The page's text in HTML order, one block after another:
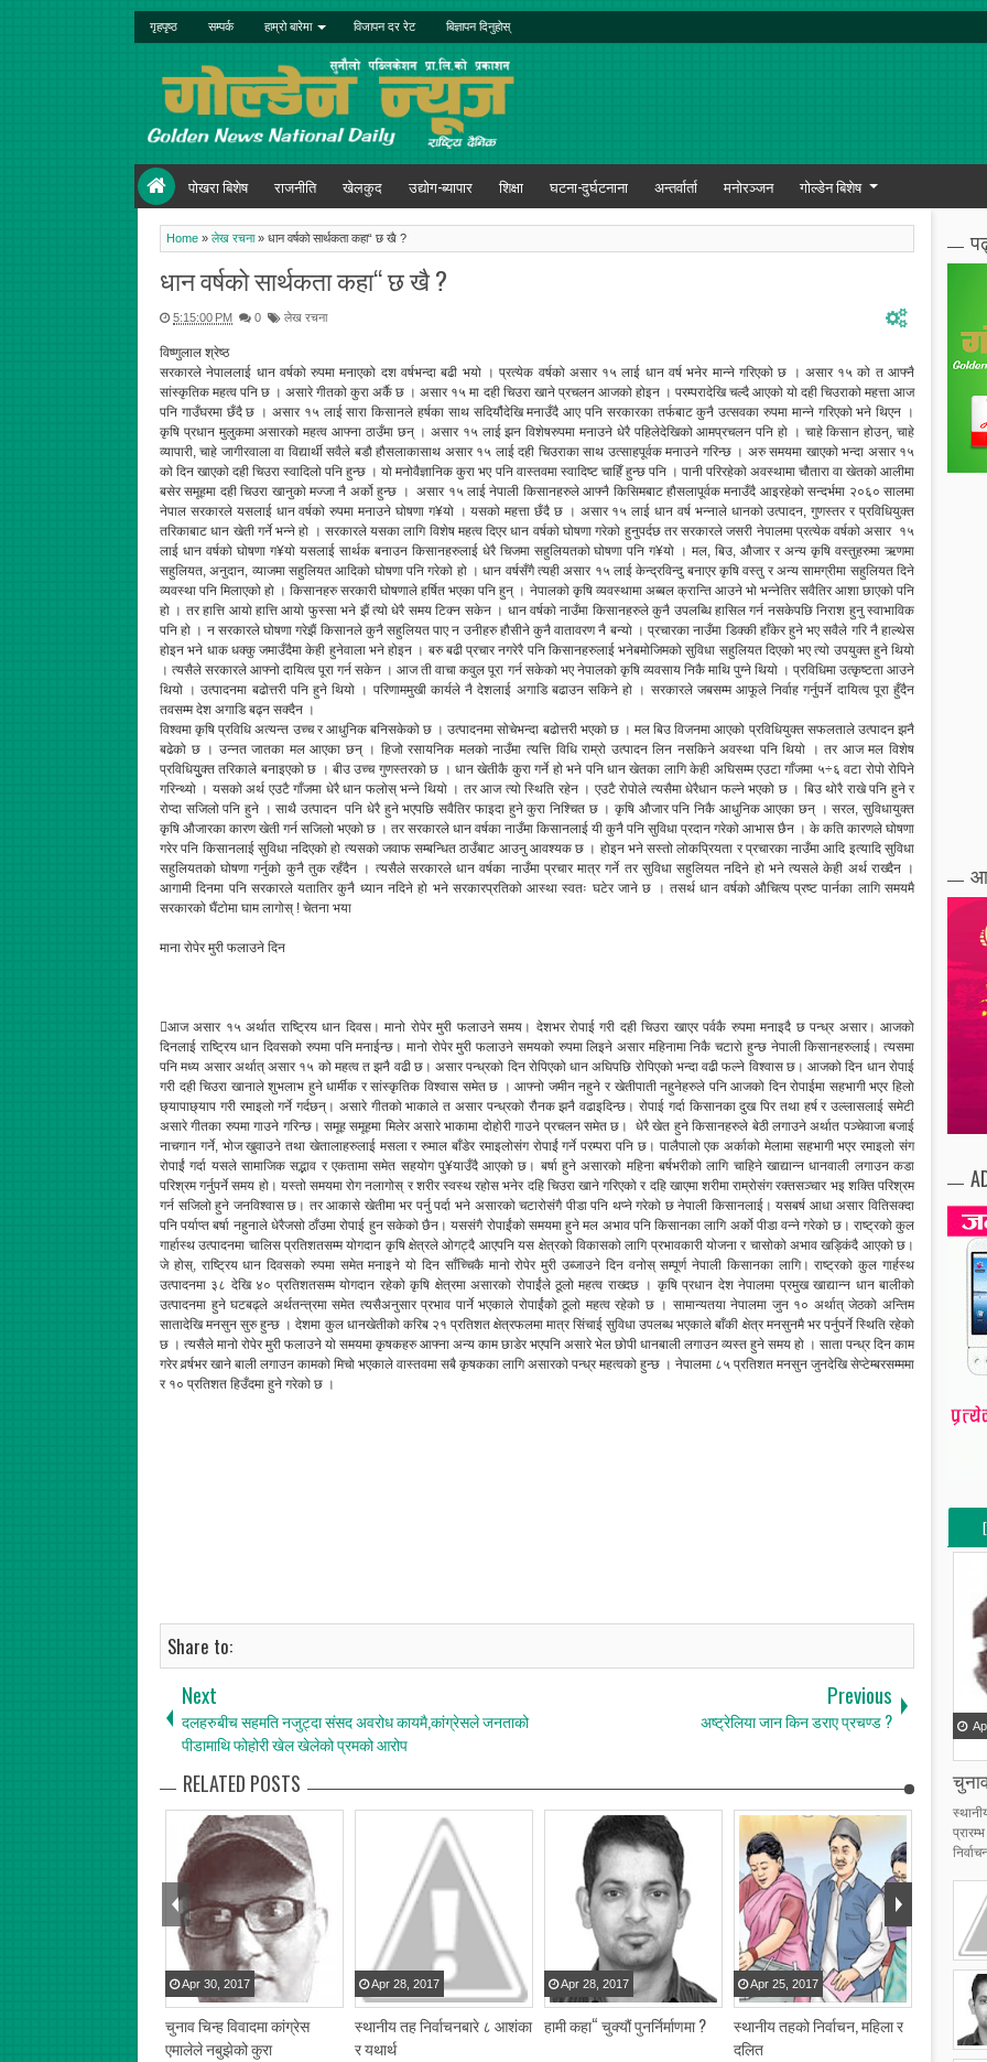
गृहपृष्ठ सम्पर्क हाम्रो बारेमा विजापन दर रेट बिज्ञापन दिनुहोस्
पोखरा बिशेष राजनीति खेलकुद उद्योग-ब्यापार शिक्षा घटना-दुर्घटनाना अन्तर्वार्ता मनोरञ्जन गोल्डेन बिशेष
Home » लेख रचना » धान वर्षको सार्थकता कहा“ छ खै ?
धान वर्षको सार्थकता कहा“ छ खै ?
5:15:00 PM 0 लेख रचना
विष्णुलाल श्रेष्ठ
सरकारले नेपाललाई धान वर्षको रुपमा मनाएको दश वर्षभन्दा बढी भयो । प्रत्येक वर्षको असार १५ लाई धान वर्ष भनेर मान्ने गरिएको छ । असार १५ को त आफ्नै
सांस्कृतिक महत्व पनि छ । असारे गीतको कुरा अर्कै छ । असार १५ मा दही चिउरा खाने प्रचलन आजको होइन । परम्परादेखि चल्दै आएको यो दही चिउराको महत्ता आज
पनि गाउँघरमा छँदै छ । असार १५ लाई सारा किसानले हर्षका साथ सदियौंदेखि मनाउँदै आए पनि सरकारका तर्फबाट कुनै उत्सवका रुपमा मान्ने गरिएको भने थिएन ।
कृषि प्रधान मुलुकमा असारको महत्व आफ्ना ठाउँमा छन् । असार १५ लाई झन विशेषरुपमा मनाउने धेरै पहिलेदेखिको आमप्रचलन पनि हो । चाहे किसान होउन्, चाहे
व्यापारी, चाहे जागीरवाला वा विद्यार्थी सवैले बडौ हौसलाकासाथ असार १५ लाई दही चिउराका साथ उत्साहपूर्वक मनाउने गरिन्छ । अरु समयमा खाएको भन्दा असार १५
को दिन खाएको दही चिउरा स्वादिलो पनि हुन्छ । यो मनोवैज्ञानिक कुरा भए पनि वास्तवमा स्वादिष्ट चाहिँ हुन्छ पनि । पानी परिरहेको अवस्थामा चौतारा वा खेतको आलीमा
बसेर समूहमा दही चिउरा खानुको मज्जा नै अर्को हुन्छ । असार १५ लाई नेपाली किसानहरुले आफ्नै किसिमबाट हौसलापूर्वक मनाउँदै आइरहेको सन्दर्भमा २०६० सालमा
नेपाल सरकारले यसलाई धान वर्षको रुपमा मनाउने घोषणा ग¥यो । यसको महत्ता छँदै छ । असार १५ लाई धान वर्ष भन्नाले धानको उत्पादन, गुणस्तर र प्रविधियुक्त
तरिकाबाट धान खेती गर्ने भन्ने हो । सरकारले यसका लागि विशेष महत्व दिएर धान वर्षको घोषणा गरेको हुनुपर्दछ तर सरकारले जसरी नेपालमा प्रत्येक वर्षको असार १५
लाई धान वर्षको घोषणा ग¥यो यसलाई सार्थक बनाउन किसानहरुलाई धेरै चिजमा सहुलियतको घोषणा पनि ग¥यो । मल, बिउ, औजार र अन्य कृषि वस्तुहरुमा ऋणमा
सहुलियत, अनुदान, व्याजमा सहुलियत आदिको घोषणा पनि गरेको हो । धान वर्षसँगै त्यही असार १५ लाई केन्द्रविन्दु बनाएर कृषि वस्तु र अन्य सामग्रीमा सहुलियत दिने
व्यवस्था पनि मिलाएको हो । किसानहरु सरकारी घोषणाले हर्षित भएका पनि हुन् । नेपालको कृषि व्यवस्थामा अब्बल क्रान्ति आउने भो भन्नेतिर सवैतिर आशा छाएको पनि
हो । तर हात्ति आयो हात्ति आयो फुस्सा भने झैं त्यो धेरै समय टिक्न सकेन । धान वर्षको नाउँमा किसानहरुले कुनै उपलब्धि हासिल गर्न नसकेपछि निराश हुनु स्वाभाविक
पनि हो । न सरकारले घोषणा गरेझैं किसानले कुनै सहुलियत पाए न उनीहरु हौसीने कुनै वातावरण नै बन्यो । प्रचारका नाउँमा डिक्की हाँकेर हुने भए सवैले गरि नै हाल्थेस
होइन भने धाक धक्कु जमाउँदैमा केही हुनेवाला भने होइन । बरु बढी प्रचार नगरेरै पनि किसानहरुलाई भनेबमोजिमको सुविधा सहुलियत दिएको भए त्यो उपयुक्त हुने थियो
। त्यसैले सरकारले आफ्नो दायित्व पूरा गर्न सकेन । आज ती वाचा कवुल पूरा गर्न सकेको भए नेपालको कृषि व्यवसाय निकै माथि पुग्ने थियो । प्रविधिमा उत्कृष्टता आउने
थियो । उत्पादनमा बढोत्तरी पनि हुने थियो । परिणाममुखी कार्यले नै देशलाई अगाडि बढाउन सकिने हो । सरकारले जबसम्म आफूले निर्वाह गर्नुपर्ने दायित्व पूरा हुँदैन
तवसम्म देश अगाडि बढ्न सक्दैन ।
विश्वमा कृषि प्रविधि अत्यन्त उच्च र आधुनिक बनिसकेको छ । उत्पादनमा सोचेभन्दा बढोत्तरी भएको छ । मल बिउ विजनमा आएको प्रविधियुक्त सफलताले उत्पादन झनै
बढेको छ । उन्नत जातका मल आएका छन् । हिजो रसायनिक मलको नाउँमा त्यत्ति विधि राम्रो उत्पादन लिन नसकिने अवस्था पनि थियो । तर आज मल विशेष
प्रविधियुुक्त तरिकाले बनाइएको छ । बीउ उच्च गुणस्तरको छ । धान खेतीकै कुरा गर्ने हो भने पनि धान खेतका लागि केही अघिसम्म एउटा गाँजमा ५÷६ वटा रोपो रोपिने
गरिन्थ्यो । यसको अर्थ एउटै गाँजमा धेरै धान फलोस् भन्ने थियो । तर आज त्यो स्थिति रहेन । एउटै रोपोले त्यसैमा धेरैधान फल्ने भएको छ । बिउ थोरै राखे पनि हुने र
रोप्दा सजिलो पनि हुने । साथै उत्पादन पनि धेरै हुने भएपछि सवैतिर फाइदा हुने कुरा निश्चित छ । कृषि औजार पनि निकै आधुनिक आएका छन् । सरल, सुविधायुक्त
कृषि औजारका कारण खेती गर्न सजिलो भएको छ । तर सरकारले धान वर्षका नाउँमा किसानलाई यी कुनै पनि सुविधा प्रदान गरेको आभास छैन । के कति कारणले घोषणा
गरेर पनि किसानलाई सुविधा नदिएको हो त्यसको जवाफ सम्बन्धित ठाउँबाट आउनु आवश्यक छ । होइन भने सस्तो लोकप्रियता र प्रचारका नाउँमा आदि इत्यादि सुविधा
सहुलियतको घोषणा गर्नुको कुनै तुक रहँदैन । त्यसैले सरकारले धान वर्षका नाउँमा प्रचार मात्र गर्ने तर सुविधा सहुलियत नदिने हो भने त्यसले केही अर्थ राख्दैन ।
आगामी दिनमा पनि सरकारले यतातिर कुनै ध्यान नदिने हो भने सरकारप्रतिको आस्था स्वतः घटेर जाने छ । तसर्थ धान वर्षको औचित्य प्रष्ट पार्नका लागि समयमै
सरकारको घैंटोमा घाम लागोस् ! चेतना भया
माना रोपेर मुरी फलाउने दिन
आज असार १५ अर्थात राष्ट्रिय धान दिवस। मानो रोपेर मुरी फलाउने समय। देशभर रोपाई गरी दही चिउरा खाएर पर्वकै रुपमा मनाइदै छ पन्ध्र असार। आजको
दिनलाई राष्ट्रिय धान दिवसको रुपमा पनि मनाईन्छ। मानो रोपेर मुरी फलाउने समयको रुपमा लिइने असार महिनामा निकै चटारो हुन्छ नेपाली किसानहरुलाई। त्यसमा
पनि मध्य असार अर्थात् असार १५ को महत्व त झनै वढी छ। असार पन्ध्रको दिन रोपिएको धान अघिपछि रोपिएको भन्दा वढी फल्ने विश्वास छ। आजको दिन धान रोपाई
गरी दही चिउरा खानाले शुभलाभ हुने धार्मीक र सांस्कृतिक विश्वास समेत छ । आफ्नो जमीन नहुने र खेतीपाती नहुनेहरुले पनि आजको दिन रोपाईमा सहभागी भएर हिलो
छ्यापाछ्याप गरी रमाइलो गर्ने गर्दछन्। असारे गीतको भाकाले त असार पन्ध्रको रौनक झनै वढाइदिन्छ। रोपाई गर्दा किसानका दुख पिर तथा हर्ष र उल्लासलाई समेटी
असारे गीतका रुपमा गाउने गरिन्छ। समूह समूहमा मिलेर असारे भाकामा दोहोरी गाउने प्रचलन समेत छ। धेरै खेत हुने किसानहरुले बेठी लगाउने अर्थात पञ्चेवाजा बजाई
नाचगान गर्ने, भोज खुवाउने तथा खेतालाहरुलाई मसला र रुमाल बाँडेर रमाइलोसंग रोपाईं गर्ने परम्परा पनि छ। पालैपालो एक अर्काको मेलामा सहभागी भएर रमाइलो संग
रोपाईं गर्दा यसले सामाजिक सद्भाव र एकतामा समेत सहयोग पु¥याउँदै आएको छ। बर्षा हुने असारको महिना बर्षभरीको लागि चाहिने खाद्यान्न धानवाली लगाउन कडा
परिश्रम गर्नुपर्ने समय हो। यस्तो समयमा रोग नलागोस् र शरीर स्वस्थ रहोस भनेर दहि चिउरा खाने गरिएको र दहि खाएमा शरीमा राम्रोसंग रक्तसञ्चार भइ शक्ति परिश्रम
गर्न सजिलो हुने जनविश्वास छ। तर आकासे खेतीमा भर पर्नु पर्दा भने असारको चटारोसंगै पीडा पनि थप्ने गरेको छ नेपाली किसानलाई। यसबर्ष आधा असार वितिसक्दा
पनि पर्याप्त बर्षा नहुनाले धेरैजसो ठाँउमा रोपाई हुन सकेको छैन। यससंगै रोपाईंको समयमा हुने मल अभाव पनि किसानका लागि अर्को पीडा वन्ने गरेको छ। राष्ट्रको कुल
गार्हास्थ उत्पादनमा चालिस प्रतिशतसम्म योगदान कृषि क्षेत्रले ओगट्दै आएपनि यस क्षेत्रको विकासको लागि प्रभावकारी योजना र चासोको अभाव खड्किंदै आएको छ।
जे होस्, राष्ट्रिय धान दिवसको रुपमा समेत मनाइने यो दिन साँच्चिकै मानो रोपेर मुरी उब्जाउने दिन वनोस् सम्पूर्ण नेपाली किसानका लागि। राष्ट्रको कुल गार्हस्थ
उत्पादनमा ३८ देखि ४० प्रतिशतसम्म योगदान रहेको कृषि क्षेत्रमा असारको रोपाईंले ठूलो महत्व राख्दछ । कृषि प्रधान देश नेपालमा प्रमुख खाद्यान्न धान बालीको
उत्पादनमा हुने घटबढ्ले अर्थतन्त्रमा समेत त्यसैअनुसार प्रभाव पार्ने भएकाले रोपाईंको ठूलो महत्व रहेको छ । सामान्यतया नेपालमा जुन १० अर्थात् जेठको अन्तिम
सातादेखि मनसुन सुरु हुन्छ । देशमा कुल धानखेतीको करिब २१ प्रतिशत क्षेत्रफलमा मात्र सिंचाई सुविधा उपलब्ध भएकाले बाँकी क्षेत्र मनसुनमै भर पर्नुपर्ने स्थिति रहेको
छ । त्यसैले मानो रोपेर मुरी फलाउने यो समयमा कृषकहरु आफ्ना अन्य काम छाडेर भएपनि असारे भेल छोपी धानबाली लगाउन व्यस्त हुने समय हो । साता पन्ध्र दिन काम
गरेर वर्र्षभर खाने बाली लगाउन कामको मिचो भएकाले वास्तवमा सबै कृषकका लागि असारको पन्ध्र महत्वको हुन्छ । नेपालमा ८५ प्रतिशत मनसुन जुनदेखि सेप्टेम्बरसम्ममा
र १० प्रतिशत हिउँदमा हुने गरेको छ ।
Share to:
Next
दलहरुबीच सहमति नजुट्दा संसद अवरोध कायमै,कांग्रेसले जनताको
पीडामाथि फोहोरी खेल खेलेको प्रमको आरोप
Previous
अष्ट्रेलिया जान किन डराए प्रचण्ड ?
RELATED POSTS
चुनाव चिन्ह विवादमा कांग्रेस
एमालेले नबुझेको कुरा
Apr 30 2017
स्थानीय तह निर्वाचनबारे ८ आशंका
र यथार्थ
Apr 28 2017
हामी कहा“ चुक्यौं पुनर्निर्माणमा ?
Apr 28 2017
स्थानीय तहको निर्वाचन, महिला र
दलित
Apr 25 2017
फेरि
25,